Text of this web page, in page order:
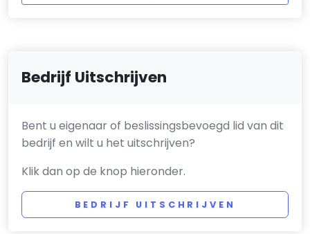
Bedrijf Uitschrijven
Bent u eigenaar of beslissingsbevoegd lid van dit
bedrijf en wilt u het uitschrijven?
Klik dan op de knop hieronder.
BEDRIJF UITSCHRIJVEN